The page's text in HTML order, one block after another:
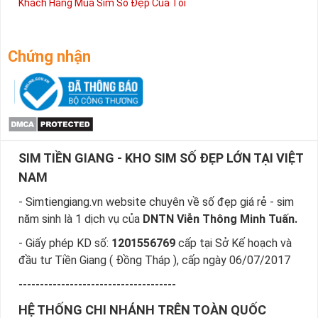
Khách Hàng Mua Sim Số Đẹp Của Tôi
Chứng nhận
SIM TIỀN GIANG - KHO SIM SỐ ĐẸP LỚN TẠI VIỆT
NAM
- Simtiengiang.vn website chuyên về số đẹp giá rẻ - sim
năm sinh là 1 dịch vụ của DNTN Viễn Thông Minh Tuấn.
- Giấy phép KD số: 1201556769 cấp tại Sở Kế hoạch và
đầu tư Tiền Giang ( Đồng Tháp ), cấp ngày 06/07/2017
-------------------------------------
HỆ THỐNG CHI NHÁNH TRÊN TOÀN QUỐC